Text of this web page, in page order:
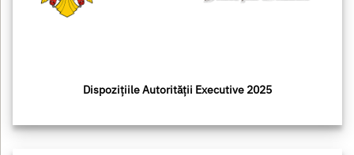
Dispozițiile Autorității Executive 2025